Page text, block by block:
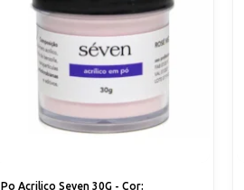
Po Acrilico Seven 30G - Cor: